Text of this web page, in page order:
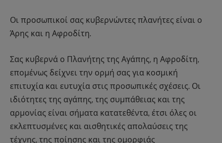
Οι προσωπικοί σας κυβερνώντες πλανήτες είναι ο
Άρης και η Αφροδίτη.
Σας κυβερνά ο Πλανήτης της Αγάπης, η Αφροδίτη,
επομένως δείχνει την ορμή σας για κοσμική
επιτυχία και ευτυχία στις προσωπικές σχέσεις. Οι
ιδιότητες της αγάπης, της συμπάθειας και της
αρμονίας είναι σήματα κατατεθέντα, έτσι όλες οι
εκλεπτυσμένες και αισθητικές απολαύσεις της
τέχνης, της ποίησης και της ομορφιάς